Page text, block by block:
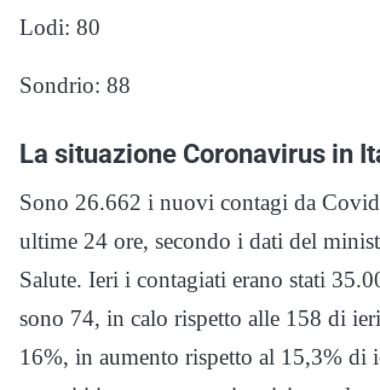
Lodi: 80
Sondrio: 88
La situazione Coronavirus in
Sono 26.662 i nuovi contagi da
ultime 24 ore, secondo i dati del
Salute. Ieri i contagiati erano stati
sono 74, in calo rispetto alle 158 di
16%, in aumento rispetto al 15,3% di